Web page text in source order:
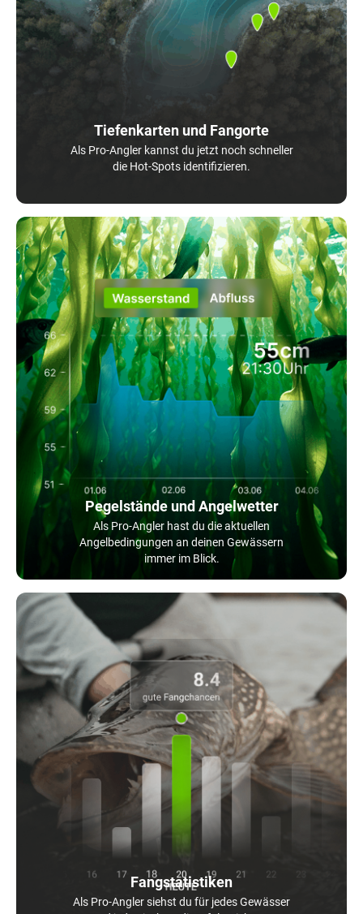
Tiefenkarten und Fangorte
Als Pro-Angler kannst du jetzt noch schneller
die Hot-Spots identifizieren.
Pegelstände und Angelwetter
Als Pro-Angler hast du die aktuellen
Angelbedingungen an deinen Gewässern
immer im Blick.
Fangstatistiken
Als Pro-Angler siehst du für jedes Gewässer